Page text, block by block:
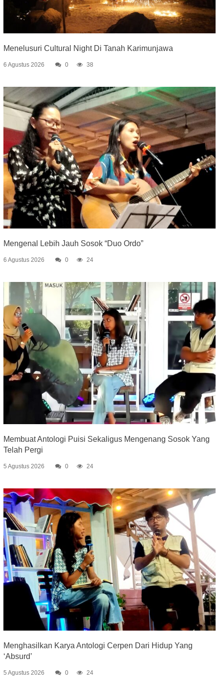
Menelusuri Cultural Night Di Tanah Karimunjawa
6 Agustus 2026 0 38
Mengenal Lebih Jauh Sosok “Duo Ordo”
6 Agustus 2026 0 24
Membuat Antologi Puisi Sekaligus Mengenang Sosok Yang
Telah Pergi
5 Agustus 2026 0 24
Menghasilkan Karya Antologi Cerpen Dari Hidup Yang
‘Absurd’
5 Agustus 2026 0 24